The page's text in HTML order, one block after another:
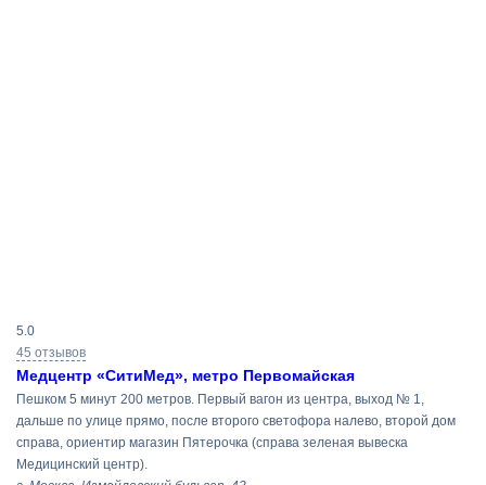
поиска
5.0
45 отзывов
Медцентр «СитиМед», метро Первомайская
Пешком 5 минут 200 метров. Первый вагон из центра, выход № 1,
дальше по улице прямо, после второго светофора налево, второй дом
справа, ориентир магазин Пятерочка (справа зеленая вывеска
Медицинский центр).